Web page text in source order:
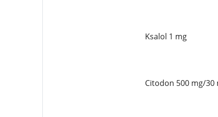
Ksalol 1 mg
Citodon 500 mg/30